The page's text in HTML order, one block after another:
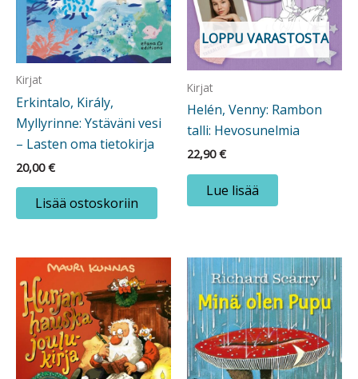
Kirjat
Erkintalo, Király,
Myllyrinne: Ystäväni vesi
– Lasten oma tietokirja
20,00€
Lisää ostoskoriin
LOPPU VARASTOSTA
Kirjat
Helén, Venny: Rambon
talli: Hevosunelmia
22,90€
Lue lisää